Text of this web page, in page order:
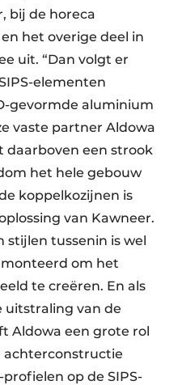
bij de horeca
het overige deel in
uit. “Dan volgt er
elementen
gevormde aluminium
vaste partner Aldowa
daarboven een strook
het hele gebouw
koppelkozijnen is
van Kawneer.
stijlen tussenin is wel
om het
te creëren. En als
uitstraling van de
Aldowa een grote rol
achterconstructie
op de SIPS-